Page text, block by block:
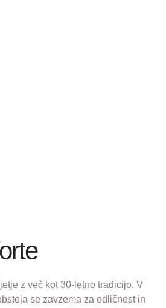
z več kot 30-letno tradicijo. V
se zavzema za odličnost in